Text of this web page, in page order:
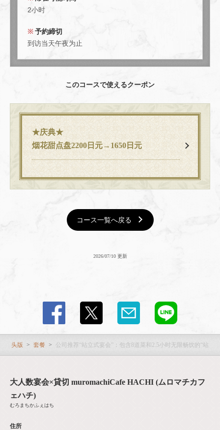
2小时
予約締切
到访当天午夜为止
このコースで使えるクーポン
★庆典★
烟花甜点盘2200日元→1650日元
コース一覧へ戻る
2026/07/10 更新
头版 套餐 公司推荐“站立式宴会”：包含8道菜和2.5小时无限畅饮的“站立
大人数宴会×貸切 muromachiCafe HACHI (ムロマチカフ
ェハチ)
むろまちかふぇはち
住所